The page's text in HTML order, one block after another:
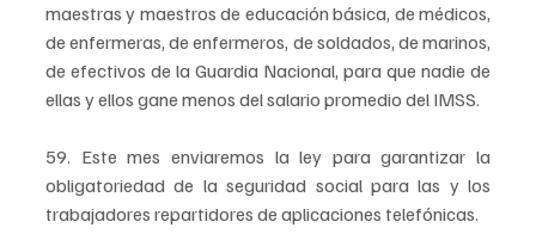
maestras y maestros de educación básica, de médicos,
de enfermeras, de enfermeros, de soldados, de marinos,
de efectivos de la Guardia Nacional, para que nadie de
ellas y ellos gane menos del salario promedio del IMSS.
59. Este mes enviaremos la ley para garantizar la
obligatoriedad de la seguridad social para las y los
trabajadores repartidores de aplicaciones telefónicas.